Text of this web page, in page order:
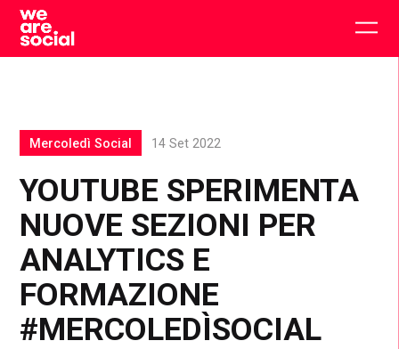
Skip
content
YOUTUBE SPERIMENTA
NUOVE SEZIONI PER
ANALYTICS E
FORMAZIONE
#MERCOLEDÌSOCIAL
Mercoledì Social 14 Set 2022